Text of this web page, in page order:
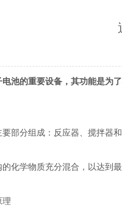
池的重要设备，其功能是为
分组成：反应器、搅拌器和
学物质充分混合，以达到